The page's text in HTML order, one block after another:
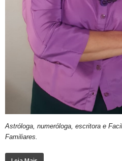
Astróloga, numeróloga, escritora e
Familiares.